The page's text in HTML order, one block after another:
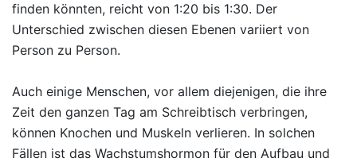
finden könnten, reicht von 1:20 bis 1:30. Der
Unterschied zwischen diesen Ebenen variiert von
Person zu Person.
Auch einige Menschen, vor allem diejenigen, die ihre
Zeit den ganzen Tag am Schreibtisch verbringen,
können Knochen und Muskeln verlieren. In solchen
Fällen ist das Wachstumshormon für den Aufbau und